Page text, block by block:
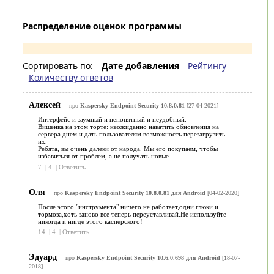
Распределение оценок программы
Сортировать по: Дате добавления
Рейтингу
Количеству ответов
Алексей про Kaspersky Endpoint Security 10.8.0.81 [27-04-2021]
Интерфейс и заумный и непонятный и неудобный.
Вишенка на этом торте: неожиданно накатить обновления на
сервера днем и дать пользователям возможность перезагрузить
их.
Ребята, вы очень далеки от народа. Мы его покупаем, чтобы
избавиться от проблем, а не получать новые.
7
| 4 | Ответить
Оля про Kaspersky Endpoint Security 10.8.0.81 для Android [04-02-2020]
После этого "инструмента" ничего не работает,одни глюки и
тормоза,хоть заново все теперь переуставливай.Не используйте
никогда и нигде этого касперского!
14 | 4 | Ответить
Эдуард про Kaspersky Endpoint Security 10.6.0.698 для Android [18-07-
2018]